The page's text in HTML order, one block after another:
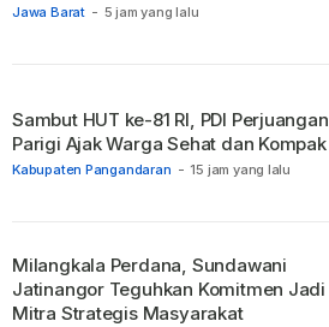
Jawa Barat - 5 jam yang lalu
Kabupaten Pangandaran - 15 jam yang lalu
Sambut HUT ke-81 RI, PDI Perjuangan
Parigi Ajak Warga Sehat dan Kompak
Milangkala Perdana, Sundawani
Jatinangor Teguhkan Komitmen Jadi
Mitra Strategis Masyarakat